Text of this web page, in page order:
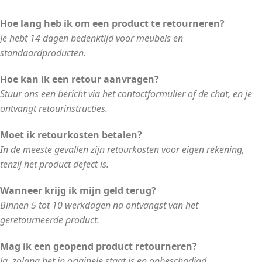
Hoe lang heb ik om een product te retourneren?
Je hebt 14 dagen bedenktijd voor meubels en
standaardproducten.
Hoe kan ik een retour aanvragen?
Stuur ons een bericht via het contactformulier of de chat, en je
ontvangt retourinstructies.
Moet ik retourkosten betalen?
In de meeste gevallen zijn retourkosten voor eigen rekening,
tenzij het product defect is.
Wanneer krijg ik mijn geld terug?
Binnen 5 tot 10 werkdagen na ontvangst van het
geretourneerde product.
Mag ik een geopend product retourneren?